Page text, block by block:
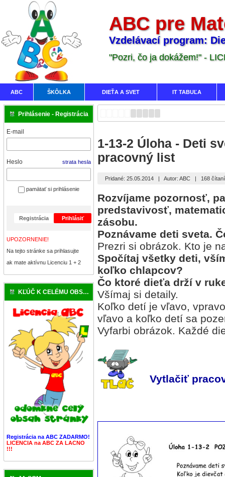
ABC pre
Vzdelávací program:
"Pozri, čo ja dokážem!" -
ABC ŠKÔLKA DIEŤA A SVET IT TABUĽA
Prihlásenie - Registrácia
E-mail
Heslo strata hesla
pamätať si prihlásenie
Registrácia Prihlásiť
UPOZORNENIE!
Na tejto stránke sa prihlasujte
ak mate aktívnu Licenciu 1 + 2
KĽÚČ K CELÉMU OBSAHU
Registrácia na ABC ZADARMO!
LICENCIA na ABC ZA LACNO
!!!
1-13-2 Úloha - Deti
pracovný list
Pridané: 25.05.2014 |Autor: ABC | 168
Rozvíjame pozornosť,
predstavivosť,
zásobu.
Poznávame deti sveta.
Prezri si obrázok. Kto je
Spočítaj všetky deti,
koľko chlapcov?
Čo ktoré dieťa drží v
Všímaj si detaily.
Koľko detí je vľavo,
vľavo a koľko detí sa
Vyfarbi obrázok. Každé
Vytlačiť